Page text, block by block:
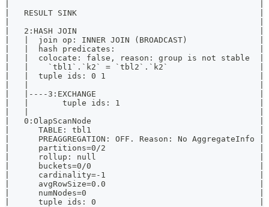
|   RESULT SINK                                      |
|   2:HASH JOIN                                      |
|   |  join op: INNER JOIN (BROADCAST)               |
|   |  hash predicates:                              |
|   |  colocate: false, reason: group is not stable  |
|   |    `tbl1`.`k2` = `tbl2`.`k2`                   |
|   |  tuple ids: 0 1                                |
|   |----3:EXCHANGE                                  |
|   |       tuple ids: 1                             |
|   0:OlapScanNode                                   |
|      TABLE: tbl1                                   |
|      PREAGGREGATION: OFF. Reason: No AggregateInfo |
|      partitions=0/2                                |
|      rollup: null                                  |
|      buckets=0/0                                   |
|      cardinality=-1                                |
|      avgRowSize=0.0                                |
|      numNodes=0                                    |
|      tuple ids: 0                                  |